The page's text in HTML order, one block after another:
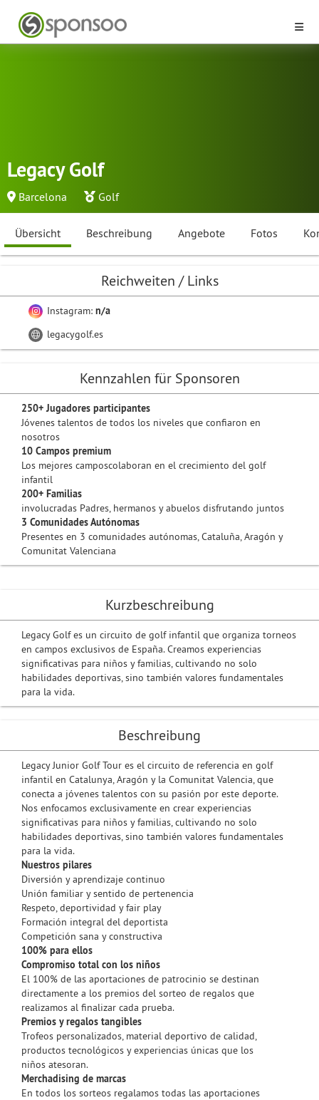
Legacy Golf
Barcelona Golf
Übersicht Beschreibung Angebote Fotos
Kurzbeschreibung
Legacy Golf es un circuito de golf infantil que organiza torneos
en campos exclusivos de España. Creamos experiencias
significativas para niños y familias, cultivando no solo
habilidades deportivas, sino también valores fundamentales
para la vida.
Beschreibung
Legacy Junior Golf Tour es el circuito de referencia en golf
infantil en Catalunya, Aragón y la Comunitat Valencia, que
conecta a jóvenes talentos con su pasión por este deporte.
Nos enfocamos exclusivamente en crear experiencias
significativas para niños y familias, cultivando no solo
habilidades deportivas, sino también valores fundamentales
para la vida.
Nuestros pilares
Diversión y aprendizaje continuo
Unión familiar y sentido de pertenencia
Respeto, deportividad y fair play
Formación integral del deportista
Competición sana y constructiva
100% para ellos
Compromiso total con los niños
El 100% de las aportaciones de patrocinio se destinan
directamente a los premios del sorteo de regalos que
realizamos al finalizar cada prueba.
Premios y regalos tangibles
Trofeos personalizados, material deportivo de calidad,
productos tecnológicos y experiencias únicas que los
niños atesoran.
Merchadising de marcas
En todos los sorteos regalamos todas las aportaciones
Reichweiten / Links
Instagram: n/a
legacygolf.es
Kennzahlen für Sponsoren
250+ Jugadores participantes
Jóvenes talentos de todos los niveles que confiaron en
nosotros
10 Campos premium
Los mejores camposcolaboran en el crecimiento del golf
infantil
200+ Familias
involucradas Padres, hermanos y abuelos disfrutando juntos
3 Comunidades Autónomas
Presentes en 3 comunidades autónomas, Cataluña, Aragón y
Comunitat Valenciana